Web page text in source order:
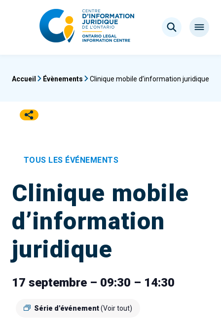
Rechercher
Ouvrir
Accueil Évènements Clinique mobile d’information juridique
TOUS LES ÉVÉNEMENTS
Clinique mobile
d’information
juridique
17 septembre – 09:30 – 14:30
Série d'événement(Voir tout)